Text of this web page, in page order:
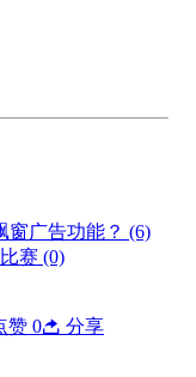
窗广告功能？ (6)
赛 (0)
赞 0 分享